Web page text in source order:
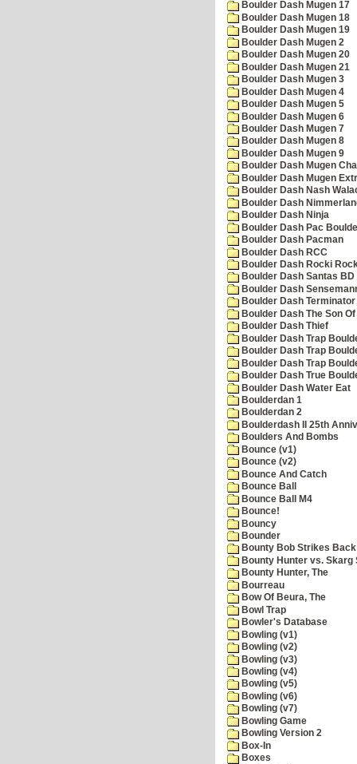
Boulder Dash Mugen 17
Boulder Dash Mugen 18
Boulder Dash Mugen 19
Boulder Dash Mugen 2
Boulder Dash Mugen 20
Boulder Dash Mugen 21
Boulder Dash Mugen 3
Boulder Dash Mugen 4
Boulder Dash Mugen 5
Boulder Dash Mugen 6
Boulder Dash Mugen 7
Boulder Dash Mugen 8
Boulder Dash Mugen 9
Boulder Dash Mugen
Boulder Dash Mugen
Boulder Dash Nash
Boulder Dash
Boulder Dash Ninja
Boulder Dash Pac
Boulder Dash Pacman
Boulder Dash RCC
Boulder Dash Rocki
Boulder Dash Santas
Boulder Dash
Boulder Dash
Boulder Dash The Son
Boulder Dash Thief
Boulder Dash Trap
Boulder Dash Trap
Boulder Dash Trap
Boulder Dash True
Boulder Dash Water Eat
Boulderdan 1
Boulderdan 2
Boulderdash II 25th
Boulders And Bombs
Bounce (v1)
Bounce (v2)
Bounce And Catch
Bounce Ball
Bounce Ball M4
Bounce!
Bouncy
Bounder
Bounty Bob Strikes
Bounty Hunter vs. Skarg
Bounty Hunter, The
Bourreau
Bow Of Beura, The
Bowl Trap
Bowler's Database
Bowling (v1)
Bowling (v2)
Bowling (v3)
Bowling (v4)
Bowling (v5)
Bowling (v6)
Bowling (v7)
Bowling Game
Bowling Version 2
Box-In
Boxes